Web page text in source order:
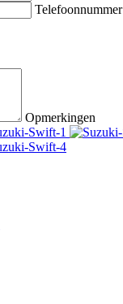
Telefoonnummer
Opmerkingen